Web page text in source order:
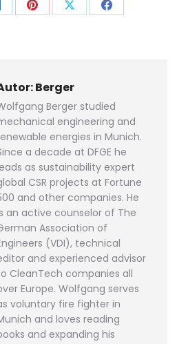
Auf
Auf
Auf
Berger
Berger studied
engineering and
energies in Munich.
a decade at DFGE he
as sustainability expert
CSR projects at Fortune
and other companies. He
an active counselor of The
Association of
(VDI), technical
and experienced advisor
CleanTech companies all
Europe. Wolfgang serves
voluntary fire fighter in
and loves reading
and expanding his